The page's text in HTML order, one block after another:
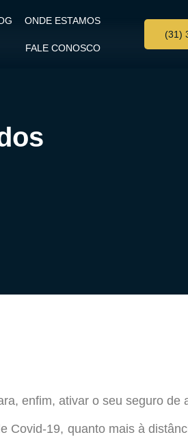
ONDE ESTAMOS
FALE CONOSCO
(31)
enfim, ativar o seu seguro de
Covid-19, quanto mais à